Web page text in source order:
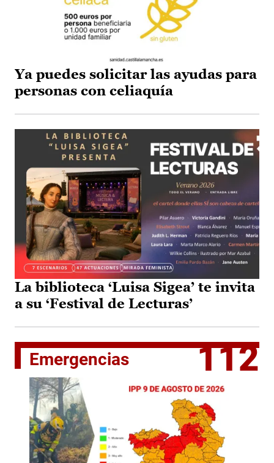
Ya puedes solicitar las ayudas para
personas con celiaquía
La biblioteca ‘Luisa Sigea’ te invita
a su ‘Festival de Lecturas’
Emergencias 112